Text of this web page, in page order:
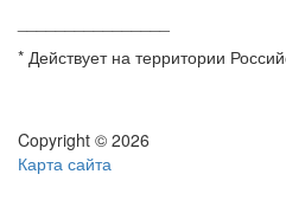
* Действует на территории
Copyright © 2026
Карта сайта